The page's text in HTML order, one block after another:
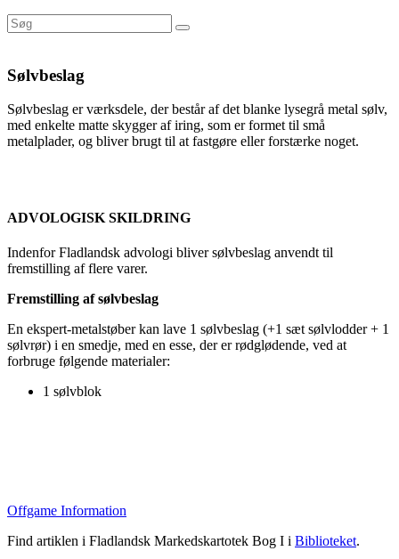
Sølvbeslag
Sølvbeslag er værksdele, der består af det blanke lysegrå metal sølv,
med enkelte matte skygger af iring, som er formet til små
metalplader, og bliver brugt til at fastgøre eller forstærke noget.
ADVOLOGISK SKILDRING
Indenfor Fladlandsk advologi bliver sølvbeslag anvendt til
fremstilling af flere varer.
Fremstilling af sølvbeslag
En ekspert-metalstøber kan lave 1 sølvbeslag (+1 sæt sølvlodder + 1
sølvrør) i en smedje, med en esse, der er rødglødende, ved at
forbruge følgende materialer:
1 sølvblok
Offgame Information
Find artiklen i Fladlandsk Markedskartotek Bog I i Biblioteket.